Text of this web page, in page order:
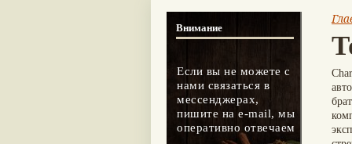
Внимание
Если вы не можете с
нами связаться в
мессенджерах,
пишите на e-mail, мы
оперативно отвечаем